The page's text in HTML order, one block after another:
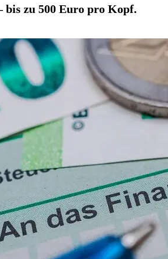
bis zu 500 Euro pro Kopf.